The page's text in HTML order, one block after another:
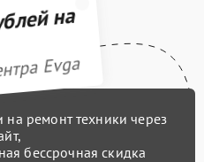
550 рублей
900 рублей
на
Evga
ремонт техники через
бессрочная скидка